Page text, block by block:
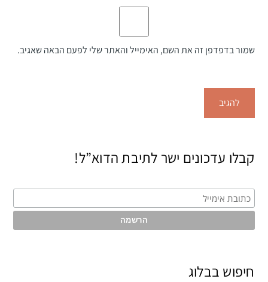
שמור בדפדפן זה את השם, האימייל והאתר שלי לפעם הבאה שאגיב.
קבלו עדכונים ישר לתיבת הדוא”ל!
חיפוש בבלוג